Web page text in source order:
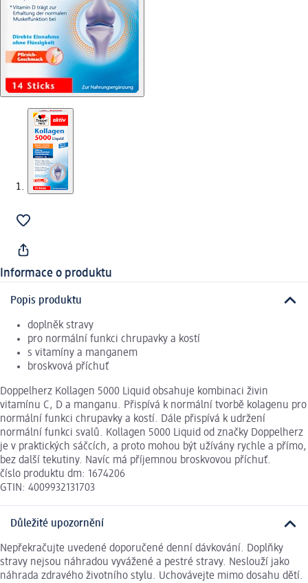
Informace o produktu
Popis produktu
doplněk stravy
pro normální funkci chrupavky a kostí
s vitamíny a manganem
broskvová příchuť
Doppelherz Kollagen 5000 Liquid obsahuje kombinaci živin
vitamínu C, D a manganu. Přispívá k normální tvorbě kolagenu pro
normální funkci chrupavky a kostí. Dále přispívá k udržení
normální funkci svalů. Kollagen 5000 Liquid od značky Doppelherz
je v praktických sáčcích, a proto mohou být užívány rychle a přímo,
bez další tekutiny. Navíc má příjemnou broskvovou příchuť.
číslo produktu dm: 1674206
GTIN: 4009932131703
Důležité upozornění
Nepřekračujte uvedené doporučené denní dávkování. Doplňky
stravy nejsou náhradou vyvážené a pestré stravy. Neslouží jako
náhrada zdravého životního stylu. Uchovávejte mimo dosahu dětí.